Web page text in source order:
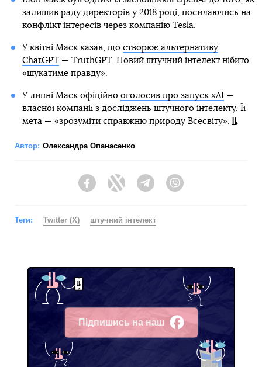
залишив раду директорів у 2018 році, посилаючись на
конфлікт інтересів через компанію Tesla.
У квітні Маск казав, що створює альтернативу
ChatGPT— TruthGPT. Новий штучний інтелект нібито
«шукатиме правду».
У липні Маск офіційно оголосив про запуск xAI—
власної компанії з досліджень штучного інтелекту. Її
мета — «зрозуміти справжню природу Всесвіту».
Автор: Олександра Опанасенко
FacebookTwitter Telegram
Теги: Twitter (X) штучний інтелект
Підпишись на наш
Facebook